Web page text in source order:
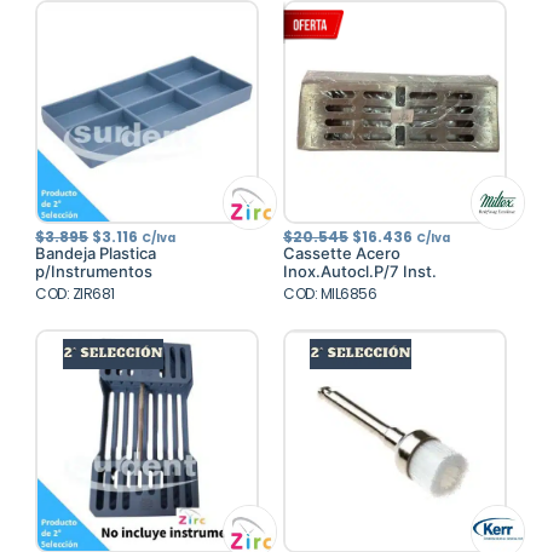
$3.895 El
precio
original
era:
$3.895.
$3.116 El
precio
actual
es:
C/Iva
Bandeja Plastica
p/Instrumentos
COD: ZIR681
$20.545 El
precio
original
era:
$20.545.
$16.436 El
precio
actual
es:
C/Iva
Cassette Acero
Inox.Autocl.P/7 Inst.
COD: MIL6856